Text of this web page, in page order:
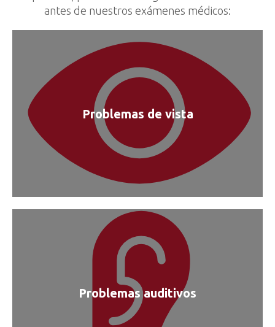
antes de nuestros exámenes médicos:
Problemas de vista
Problemas auditivos